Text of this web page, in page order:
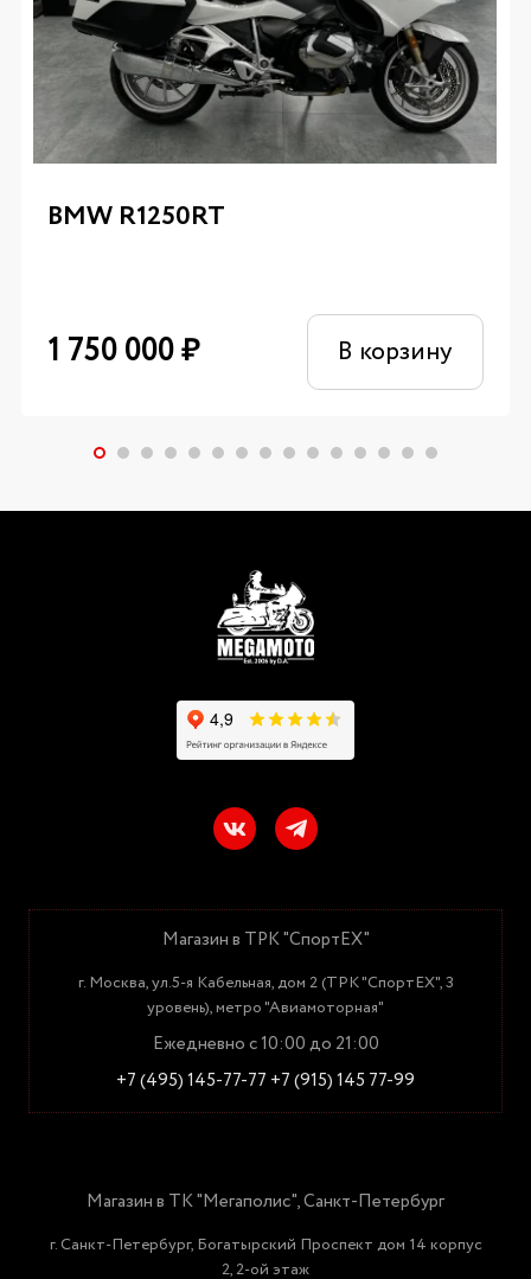
BMW R1250RT
1 750 000₽ В корзину
Магазин в ТРК "СпортЕХ"
г. Москва, ул.5-я Кабельная, дом 2 (ТРК "СпортЕХ", 3
уровень), метро "Авиамоторная"
Ежедневно с 10:00 до 21:00
+7 (495) 145-77-77 +7 (915) 145 77-99
Магазин в ТК "Мегаполис", Санкт-Петербург
г. Санкт-Петербург, Богатырский Проспект дом 14 корпус
2, 2-ой этаж